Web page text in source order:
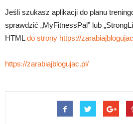
Jeśli szukasz aplikacji do planu
sprawdzić „MyFitnessPal” lub
HTMLdo strony https://
https://zarabiajblogujac.pl/